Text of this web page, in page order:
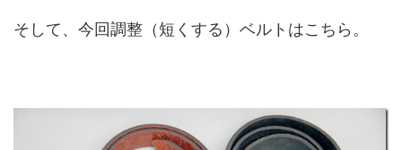
そして、今回調整（短くする）ベルトはこちら。